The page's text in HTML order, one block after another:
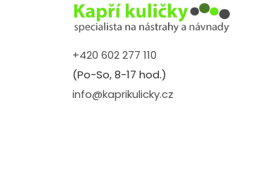
+420 602 277 110
(Po-So, 8-17 hod.)
info@kaprikulicky.cz